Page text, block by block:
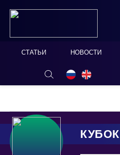
СТАТЬИ НОВОСТИ
ОНЛАЙН ТАБЛО СКРЫТЬ